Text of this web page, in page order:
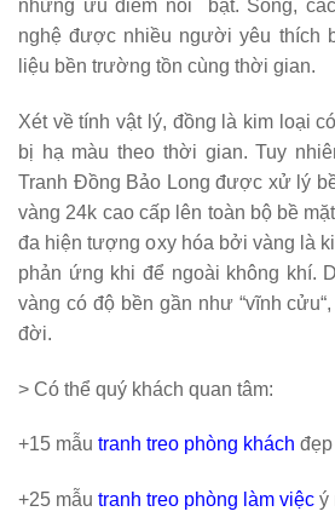
những ưu điểm nổi bật. Song,
nghệ được nhiều người yêu thích
liệu bền trường tồn cùng thời gian.
Xét về tính vật lý, đồng là kim loại
bị hạ màu theo thời gian. Tuy
Tranh Đồng Bảo Long được xử lý
vàng 24k cao cấp lên toàn bộ bề
đa hiện tượng oxy hóa bởi vàng là
phản ứng khi để ngoài không khí.
vàng có độ bền gần như “vĩnh cửu
đời.
> Có thể quý khách quan tâm:
+15 mẫu tranh treo phòng khách
+25 mẫu tranh treo phòng làm việc ý